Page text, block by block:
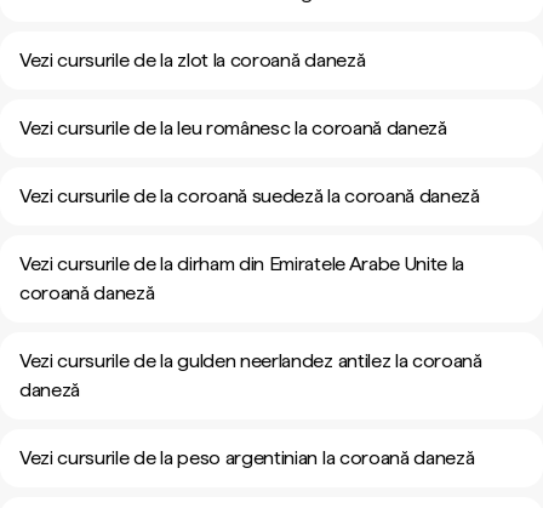
Vezi cursurile de la zlot la coroană daneză
Vezi cursurile de la leu românesc la coroană daneză
Vezi cursurile de la coroană suedeză la coroană daneză
Vezi cursurile de la dirham din Emiratele Arabe Unite la
coroană daneză
Vezi cursurile de la gulden neerlandez antilez la coroană
daneză
Vezi cursurile de la peso argentinian la coroană daneză